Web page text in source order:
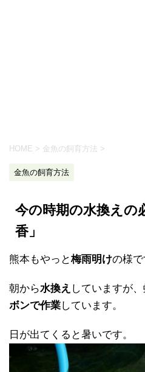
HOME > 金魚の飼育方法 >
金魚の飼育方法
今の時期の水換えの
香」
熊本もやっと梅雨明けの様で
朝から水換え していますが
ボンで作業しています。
日が出てくると暑いです。